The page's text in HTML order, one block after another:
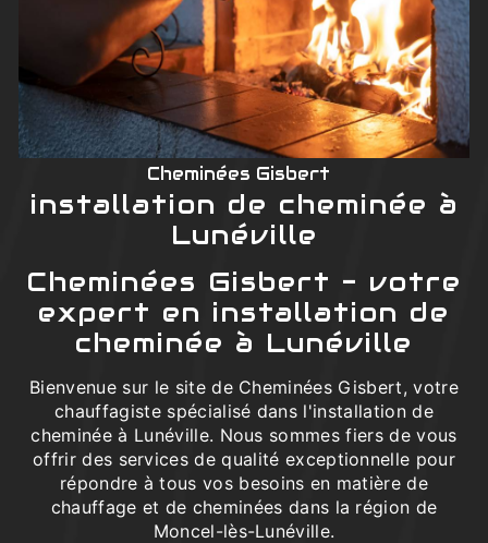
Cheminées Gisbert
installation de cheminée à
Lunéville
Cheminées Gisbert - votre
expert en installation de
cheminée à Lunéville
Bienvenue sur le site de Cheminées Gisbert, votre
chauffagiste spécialisé dans l'installation de
cheminée à Lunéville. Nous sommes fiers de vous
offrir des services de qualité exceptionnelle pour
répondre à tous vos besoins en matière de
chauffage et de cheminées dans la région de
Moncel-lès-Lunéville.